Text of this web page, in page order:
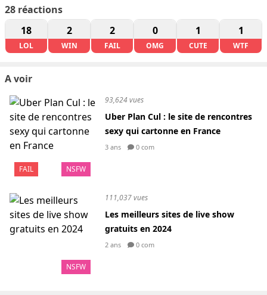
28 réactions
18
LOL
2
WIN
2
FAIL
0
OMG
1
CUTE
1
WTF
A voir
FAIL NSFW
93,624 vues
Uber Plan Cul : le site de rencontres
sexy qui cartonne en France
3 ans 0 com
NSFW
111,037 vues
Les meilleurs sites de live show
gratuits en 2024
2 ans 0 com